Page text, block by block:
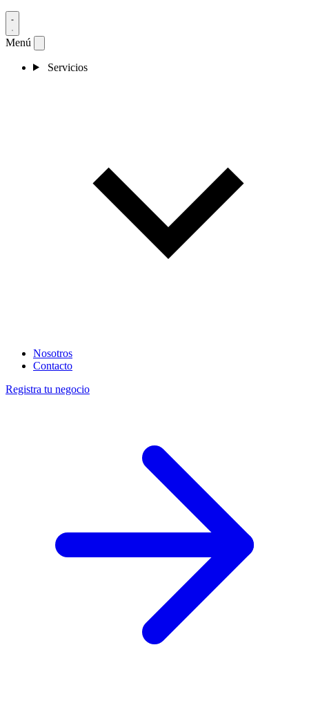
Menú
Servicios
Nosotros
Contacto
Registra tu negocio